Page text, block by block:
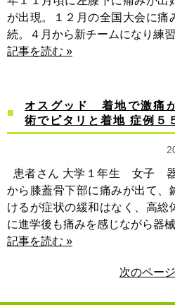
が出現。１２月の全国大会に痛
続。４月から新チームになり練
記事を読む »
オスグッド 着地で激痛
術でピタリと着地 症例５
患者さん 大学１年生 女子
から膝蓋骨下部に痛みが出て、
けるが症状の緩和はなく、高総
に進学後も痛みを感じながら器
記事を読む »
次のペー